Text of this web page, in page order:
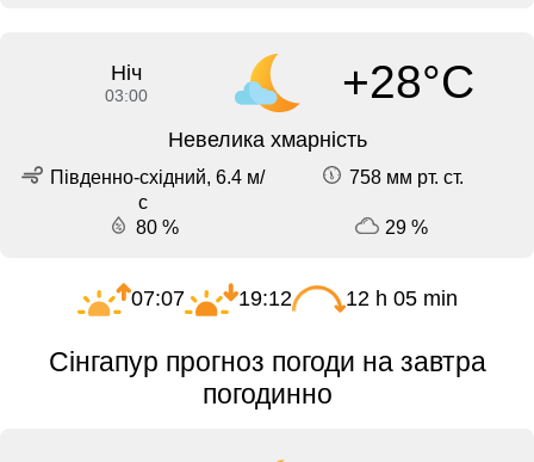
Ніч
03:00 +28°C
Невелика хмарність
Південно-східний, 6.4 м/
с
758 мм рт. ст.
80 % 29 %
07:07 19:12 12 h 05 min
Сінгапур прогноз погоди на завтра
погодинно